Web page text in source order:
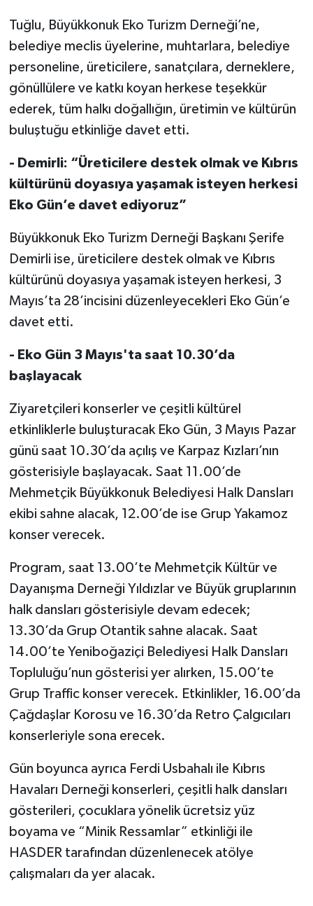
Tuğlu, Büyükkonuk Eko Turizm Derneği’ne,
belediye meclis üyelerine, muhtarlara, belediye
personeline, üreticilere, sanatçılara, derneklere,
gönüllülere ve katkı koyan herkese teşekkür
ederek, tüm halkı doğallığın, üretimin ve kültürün
buluştuğu etkinliğe davet etti.
- Demirli: “Üreticilere destek olmak ve Kıbrıs
kültürünü doyasıya yaşamak isteyen herkesi
Eko Gün’e davet ediyoruz”
Büyükkonuk Eko Turizm Derneği Başkanı Şerife
Demirli ise, üreticilere destek olmak ve Kıbrıs
kültürünü doyasıya yaşamak isteyen herkesi, 3
Mayıs’ta 28’incisini düzenleyecekleri Eko Gün’e
davet etti.
- Eko Gün 3 Mayıs'ta saat 10.30’da
başlayacak
Ziyaretçileri konserler ve çeşitli kültürel
etkinliklerle buluşturacak Eko Gün, 3 Mayıs Pazar
günü saat 10.30’da açılış ve Karpaz Kızları’nın
gösterisiyle başlayacak. Saat 11.00’de
Mehmetçik Büyükkonuk Belediyesi Halk Dansları
ekibi sahne alacak, 12.00’de ise Grup Yakamoz
konser verecek.
Program, saat 13.00’te Mehmetçik Kültür ve
Dayanışma Derneği Yıldızlar ve Büyük gruplarının
halk dansları gösterisiyle devam edecek;
13.30’da Grup Otantik sahne alacak. Saat
14.00’te Yeniboğaziçi Belediyesi Halk Dansları
Topluluğu’nun gösterisi yer alırken, 15.00’te
Grup Traffic konser verecek. Etkinlikler, 16.00’da
Çağdaşlar Korosu ve 16.30’da Retro Çalgıcıları
konserleriyle sona erecek.
Gün boyunca ayrıca Ferdi Usbahalı ile Kıbrıs
Havaları Derneği konserleri, çeşitli halk dansları
gösterileri, çocuklara yönelik ücretsiz yüz
boyama ve “Minik Ressamlar” etkinliği ile
HASDER tarafından düzenlenecek atölye
çalışmaları da yer alacak.